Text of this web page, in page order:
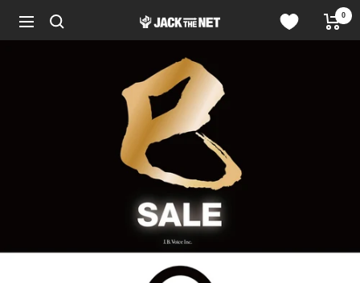
テ
ナ
ビ
JACK
in
NET
STORE
0